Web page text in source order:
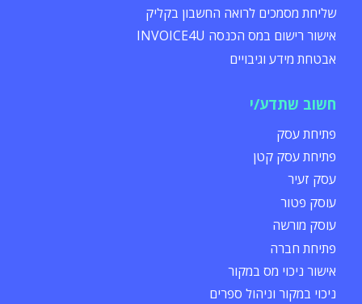
שליחת מסמכים לרואה החשבון בקליק
אישור רישום במס הכנסה INVOICE4U
אבטחת מידע וגיבויים
חשוב שתדע/י
פתיחת עסק
פתיחת עסק קטן
עסק זעיר
עוסק פטור
עוסק מורשה
פתיחת חברה
אישור ניכוי מס במקור
ניכוי במקור וניהול ספרים